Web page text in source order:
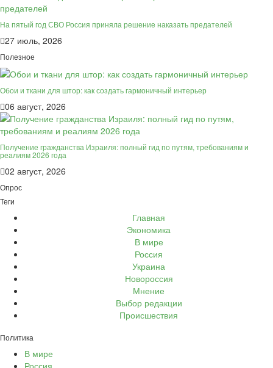
На пятый год СВО Россия приняла решение наказать предателей
27 июль, 2026
Полезное
Обои и ткани для штор: как создать гармоничный интерьер
06 август, 2026
Получение гражданства Израиля: полный гид по путям, требованиям и
реалиям 2026 года
02 август, 2026
Опрос
Теги
Главная
Экономика
В мире
Россия
Украина
Новороссия
Мнение
Выбор редакции
Происшествия
Политика
В мире
Россия